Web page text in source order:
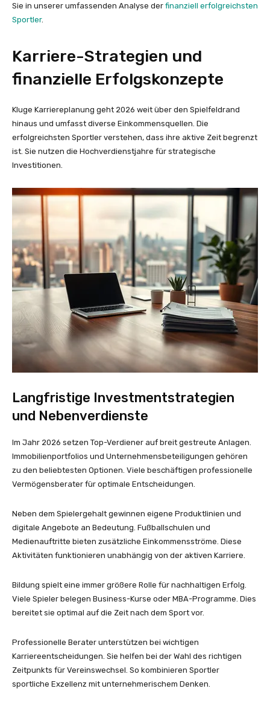
Sie in unserer umfassenden Analyse der finanziell erfolgreichsten
Sportler.
Karriere-Strategien und
finanzielle Erfolgskonzepte
Kluge Karriereplanung geht 2026 weit über den Spielfeldrand
hinaus und umfasst diverse Einkommensquellen. Die
erfolgreichsten Sportler verstehen, dass ihre aktive Zeit begrenzt
ist. Sie nutzen die Hochverdienstjahre für strategische
Investitionen.
Langfristige Investmentstrategien
und Nebenverdienste
Im Jahr 2026 setzen Top-Verdiener auf breit gestreute Anlagen.
Immobilienportfolios und Unternehmensbeteiligungen gehören
zu den beliebtesten Optionen. Viele beschäftigen professionelle
Vermögensberater für optimale Entscheidungen.
Neben dem Spielergehalt gewinnen eigene Produktlinien und
digitale Angebote an Bedeutung. Fußballschulen und
Medienauftritte bieten zusätzliche Einkommensströme. Diese
Aktivitäten funktionieren unabhängig von der aktiven Karriere.
Bildung spielt eine immer größere Rolle für nachhaltigen Erfolg.
Viele Spieler belegen Business-Kurse oder MBA-Programme. Dies
bereitet sie optimal auf die Zeit nach dem Sport vor.
Professionelle Berater unterstützen bei wichtigen
Karriereentscheidungen. Sie helfen bei der Wahl des richtigen
Zeitpunkts für Vereinswechsel. So kombinieren Sportler
sportliche Exzellenz mit unternehmerischem Denken.